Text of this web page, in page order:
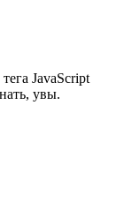
JavaScript
увы.